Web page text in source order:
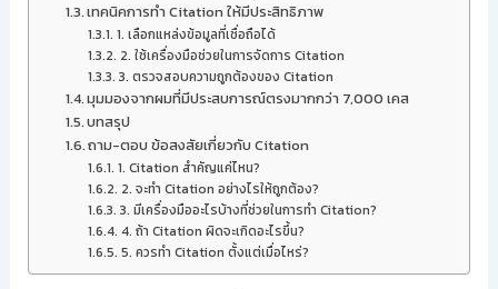
เทคนิคการทำ Citation ให้มีประสิทธิภาพ
1. เลือกแหล่งข้อมูลที่เชื่อถือได้
2. ใช้เครื่องมือช่วยในการจัดการ Citation
3. ตรวจสอบความถูกต้องของ Citation
มุมมองจากผมที่มีประสบการณ์ตรงมากกว่า 7,000 เคส
บทสรุป
ถาม-ตอบ ข้อสงสัยเกี่ยวกับ Citation
1. Citation สำคัญแค่ไหน?
2. จะทำ Citation อย่างไรให้ถูกต้อง?
3. มีเครื่องมืออะไรบ้างที่ช่วยในการทำ Citation?
4. ถ้า Citation ผิดจะเกิดอะไรขึ้น?
5. ควรทำ Citation ตั้งแต่เมื่อไหร่?